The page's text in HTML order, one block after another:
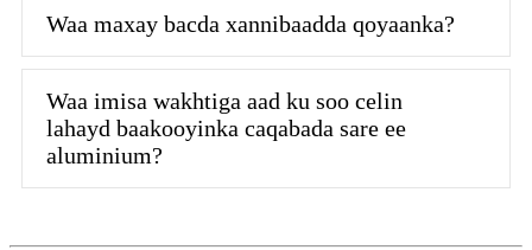
Waa maxay bacda xannibaadda qoyaanka?
Waa imisa wakhtiga aad ku soo celin
lahayd baakooyinka caqabada sare ee
aluminium?